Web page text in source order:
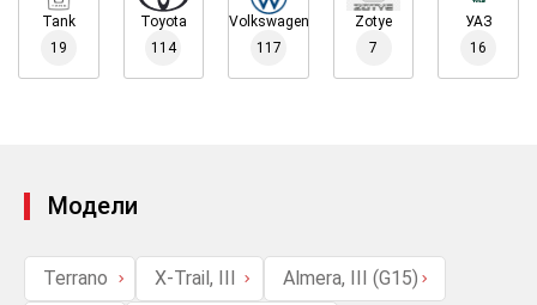
Tank
19
Toyota
114
Volkswagen
117
Zotye
7
УАЗ
16
Модели
Terrano X-Trail, III
Almera, III (G15)